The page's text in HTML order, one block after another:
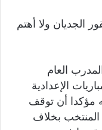
الجديان ولا أهتم
العام
الإعدادية
مؤكدا أن توقف
المنتخب بخلاف